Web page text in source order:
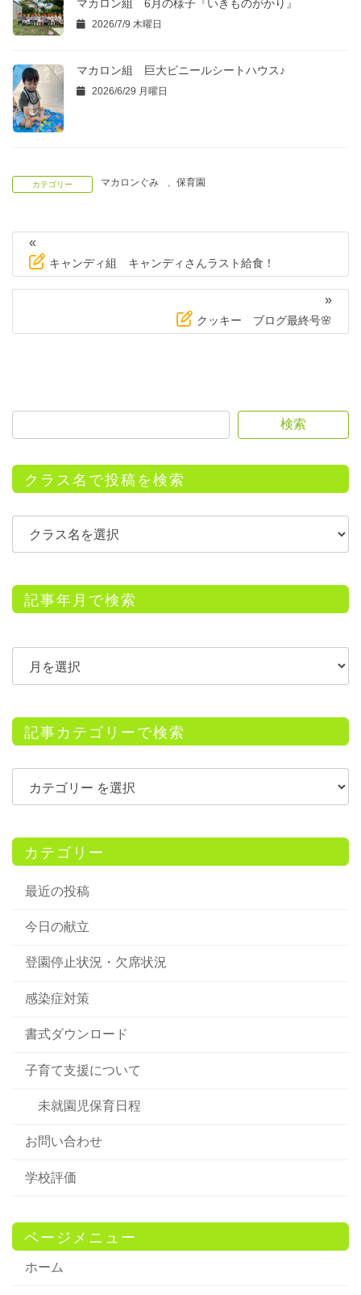
マカロン組 6月の様子『いきものがかり』
2026/7/9 木曜日
マカロン組 巨大ビニールシートハウス♪
2026/6/29 月曜日
カテゴリー マカロンぐみ 保育園
«
キャンディ組 キャンディさんラスト給食！
»
クッキー ブログ最終号🌸
検索
クラス名で投稿を検索
記事年月で検索
記事カテゴリーで検索
カテゴリー
最近の投稿
今日の献立
登園停止状況・欠席状況
感染症対策
書式ダウンロード
子育て支援について
未就園児保育日程
お問い合わせ
学校評価
ページメニュー
ホーム